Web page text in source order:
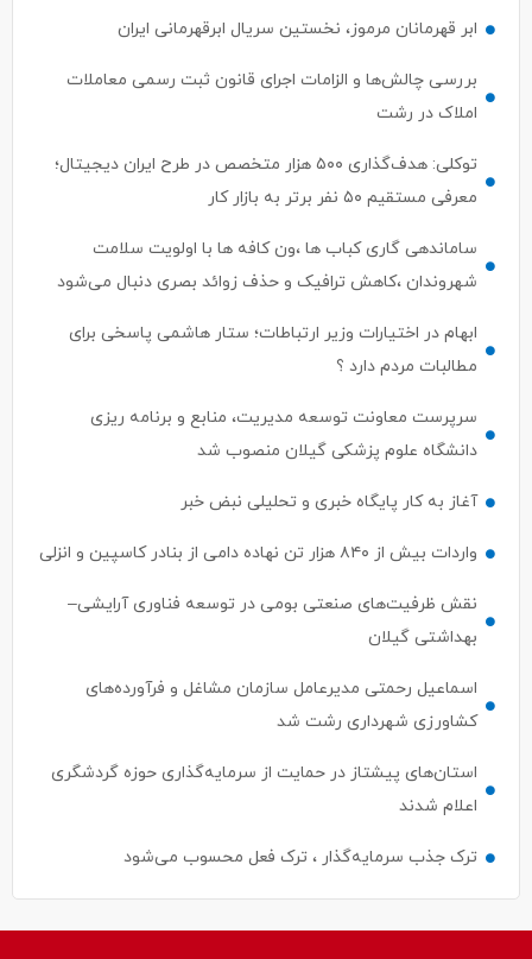
ابر قهرمانان مرموز، نخستین سریال ابرقهرمانی ایران
بررسی چالش‌ها و الزامات اجرای قانون ثبت رسمی معاملات
املاک در رشت
توکلی: هدف‌گذاری ۵۰۰ هزار متخصص در طرح ایران دیجیتال؛
معرفی مستقیم ۵۰ نفر برتر به بازار کار
ساماندهی گاری کباب ها ،ون کافه ها با اولویت سلامت
شهروندان ،کاهش ترافیک و حذف زوائد بصری دنبال می‌شود
ابهام در اختیارات وزیر ارتباطات؛ ستار هاشمی پاسخی برای
مطالبات مردم دارد ؟
سرپرست معاونت توسعه مدیریت، منابع و برنامه ریزی
دانشگاه علوم پزشکی گیلان منصوب شد
آغاز به کار پایگاه خبری و تحلیلی نبض خبر
واردات بیش از ۸۴۰ هزار تن نهاده دامی از بنادر كاسپین و انزلی
نقش ظرفیت‌های صنعتی بومی در توسعه فناوری آرایشی–
بهداشتی گیلان
اسماعیل رحمتی مدیرعامل سازمان مشاغل و فرآورده‌های
کشاورزی شهرداری رشت شد
استان‌های پیشتاز در حمایت از سرمایه‌گذاری حوزه گردشگری
اعلام شدند
ترک جذب سرمایه‌گذار ، ترک فعل محسوب می‌شود